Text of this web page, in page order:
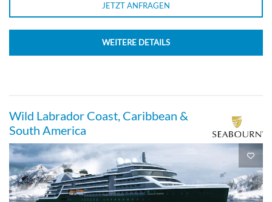
JETZT ANFRAGEN
WEITERE DETAILS
Wild Labrador Coast, Caribbean &
South America